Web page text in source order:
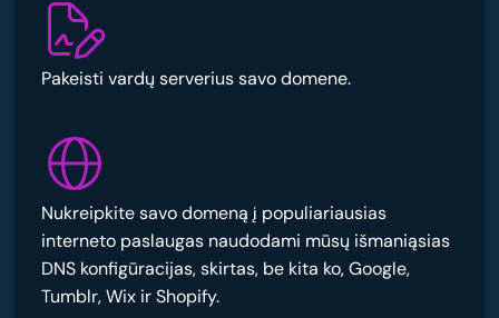
Pakeisti vardų serverius savo domene.
Nukreipkite savo domeną į populiariausias
interneto paslaugas naudodami mūsų išmaniąsias
DNS konfigūracijas, skirtas, be kita ko, Google,
Tumblr, Wix ir Shopify.